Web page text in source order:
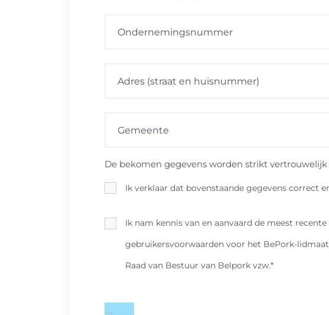
De bekomen gegevens worden strikt
Ik verklaar dat bovenstaande gegevens correct
Ik nam kennis van en aanvaard de meest
gebruikersvoorwaarden voor het BePork-
Raad van Bestuur van Belpork vzw.*